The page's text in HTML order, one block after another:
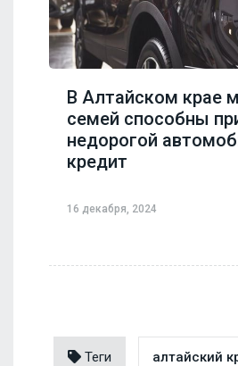
В Алтайском крае
семей способны
недорогой
кредит
16 декабря, 2024
Теги алтайский